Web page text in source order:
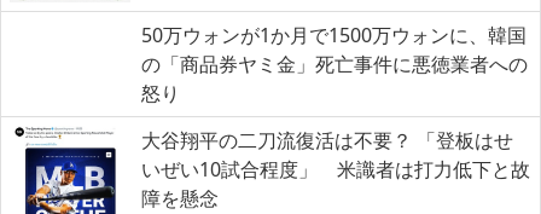
50万ウォンが1か月で1500万ウォンに、韓国
の「商品券ヤミ金」死亡事件に悪徳業者への
怒り
大谷翔平の二刀流復活は不要？ 「登板はせ
いぜい10試合程度」 米識者は打力低下と故
障を懸念